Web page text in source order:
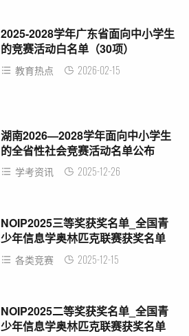
2025-2028学年广东省面向中小学生
的竞赛活动白名单（30项）
教育热点 2026-02-15
湖南2026—2028学年面向中小学生
的全省性社会竞赛活动名单公布
学考资讯 2025-12-26
NOIP2025三等奖获奖名单_全国青
少年信息学奥林匹克联赛获奖名单
各类竞赛 2025-12-15
NOIP2025二等奖获奖名单_全国青
少年信息学奥林匹克联赛获奖名单